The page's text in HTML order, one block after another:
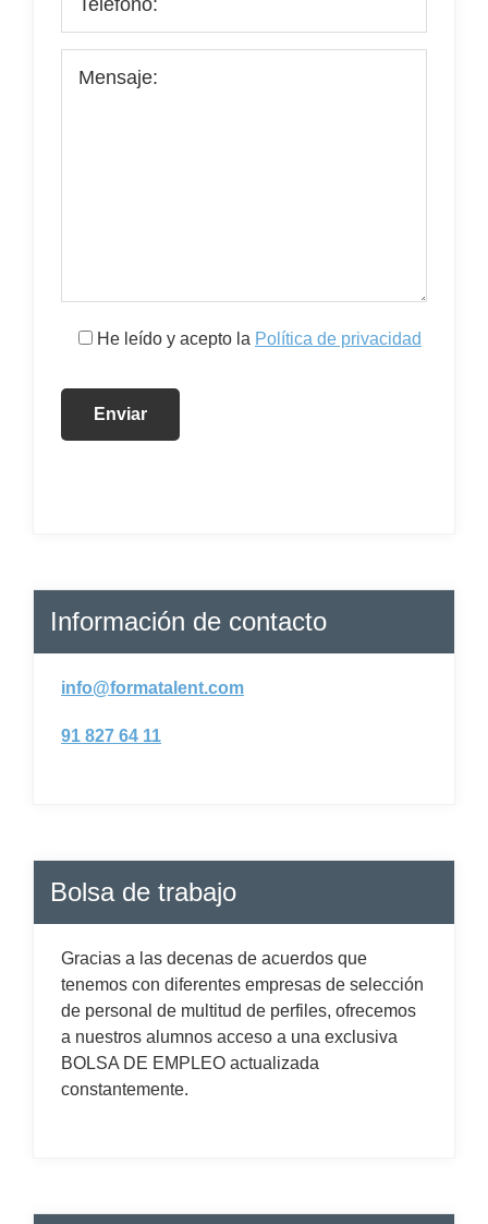
He leído y acepto la Política de privacidad
Información de contacto
info@formatalent.com
91 827 64 11
Bolsa de trabajo
Gracias a las decenas de acuerdos que
tenemos con diferentes empresas de selección
de personal de multitud de perfiles, ofrecemos
a nuestros alumnos acceso a una exclusiva
BOLSA DE EMPLEO actualizada
constantemente.